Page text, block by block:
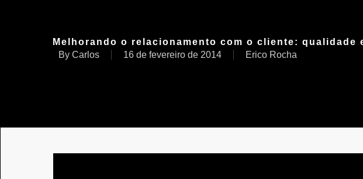
Melhorando o relacionamento com o cliente: qualidade
By Carlos 16 de fevereiro de 2014 Erico Rocha